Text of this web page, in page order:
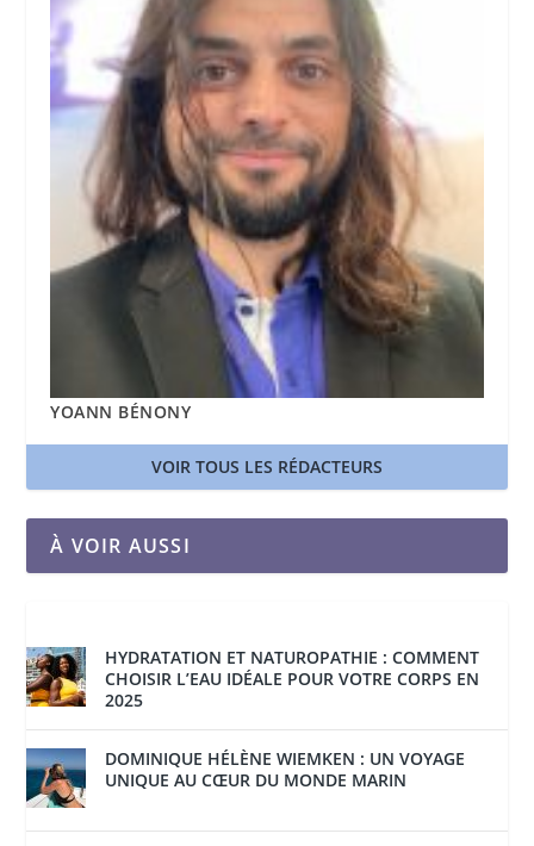
YOANN BÉNONY
VOIR TOUS LES RÉDACTEURS
À VOIR AUSSI
HYDRATATION ET NATUROPATHIE : COMMENT
CHOISIR L’EAU IDÉALE POUR VOTRE CORPS EN
2025
DOMINIQUE HÉLÈNE WIEMKEN : UN VOYAGE
UNIQUE AU CŒUR DU MONDE MARIN